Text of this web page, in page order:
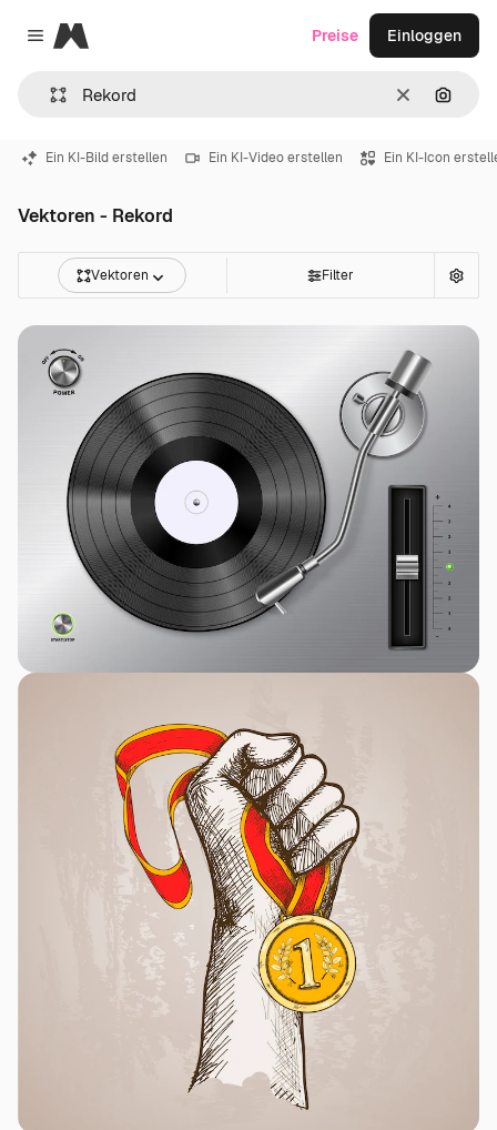
Close menu
Magnific
LöschenNach
Preise Einloggen
Ein KI-Bild erstellen Ein KI-Video erstellen Ein KI-Icon
Vektoren - Rekord
Vektoren Filter